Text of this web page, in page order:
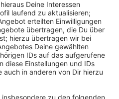
der Erkrather-, als auch
Woche soll der ÖPNV
Gleichzeitig wird
gebaut. Vorrang für
bald an immer mehr
Die Stadt will fast 400
Platz: